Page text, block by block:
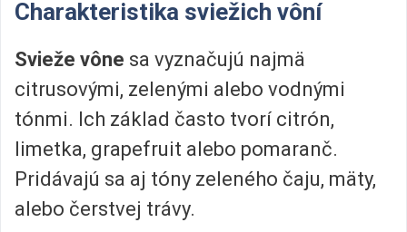
Charakteristika sviežich vôní
Svieže vône sa vyznačujú najmä
citrusovými, zelenými alebo vodnými
tónmi. Ich základ často tvorí citrón,
limetka, grapefruit alebo pomaranč.
Pridávajú sa aj tóny zeleného čaju, mäty,
alebo čerstvej trávy.